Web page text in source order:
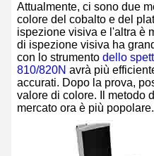
Attualmente, ci sono due
colore del cobalto e del
ispezione visiva e l'altra è
di ispezione visiva ha
con lo strumento dello
810/820N avrà più
accurati. Dopo la prova,
valore di colore. Il metodo
mercato ora è più popolare.